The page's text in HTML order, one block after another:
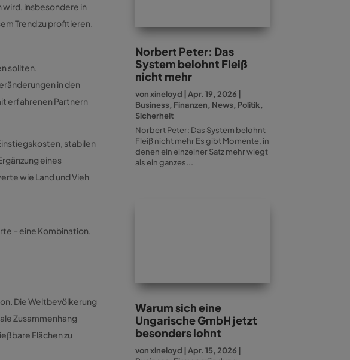
insbesondere in
Trend zu profitieren.
sollten.
in den
erfahrenen Partnern
stabilen
eines
wie Land und Vieh
– eine Kombination,
Die Weltbevölkerung
Zusammenhang
Flächen zu
Norbert Peter: Das
System belohnt Fleiß
nicht mehr
vonxineloyd |Apr. 19, 2026
Business, Finanzen, News, Politik,
Sicherheit
Norbert Peter: Das System belohnt
Fleiß nicht mehr Es gibt Momente, in
denen ein einzelner Satz mehr wiegt
als ein ganzes...
Warum sich eine
Ungarische GmbH jetzt
besonders lohnt
vonxineloyd |Apr. 15, 2026